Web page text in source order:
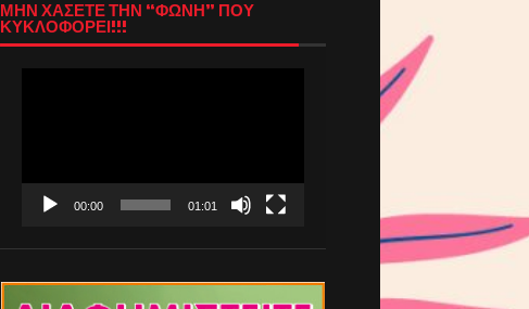
ΜΗΝ ΧΑΣΕΤΕ ΤΗΝ “ΦΩΝΗ” ΠΟΥ
ΚΥΚΛΟΦΟΡΕΙ!!!
00:00 01:01